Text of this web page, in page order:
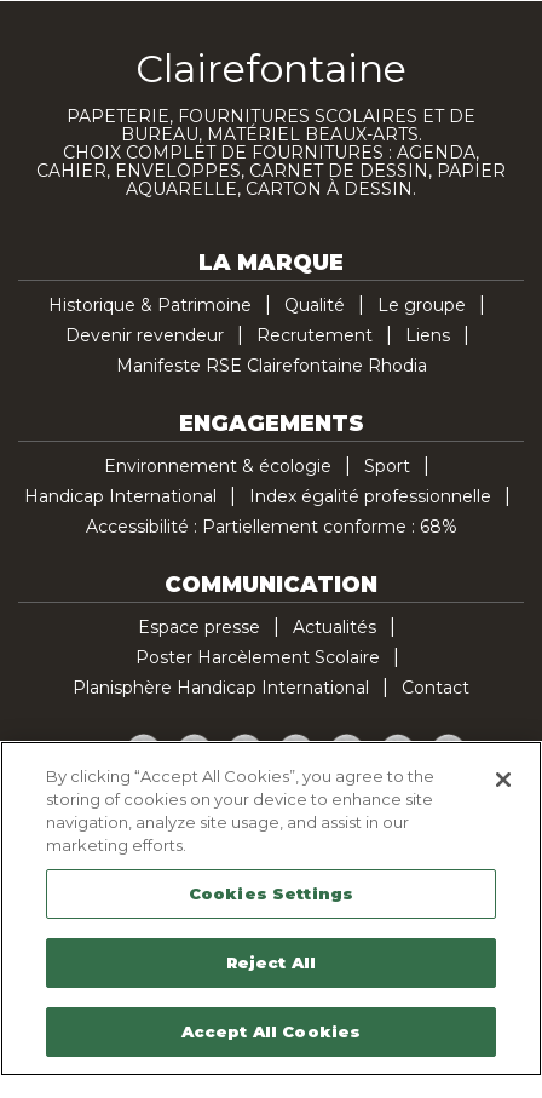
Clairefontaine
PAPETERIE, FOURNITURES SCOLAIRES ET DE
BUREAU, MATÉRIEL BEAUX-ARTS.
CHOIX COMPLET DE FOURNITURES : AGENDA,
CAHIER, ENVELOPPES, CARNET DE DESSIN, PAPIER
AQUARELLE, CARTON À DESSIN.
LA MARQUE
Historique & Patrimoine Qualité
Le groupe
Devenir revendeur
Recrutement
Liens
Manifeste RSE Clairefontaine Rhodia
ENGAGEMENTS
Environnement & écologie
Sport
Handicap International
Index égalité professionnelle
Accessibilité : Partiellement conforme : 68%
COMMUNICATION
Espace presse
Actualités
Poster Harcèlement Scolaire
Planisphère Handicap International
Contact
Facebook
TwitterYouTubePinterestInstagramLinkedInTikTok
Politique d'utilisation des cookies
Politique de confidentialité
Mentions légales
Plan du site
Contactez-nous
By clicking “Accept All Cookies”, you agree to the
storing of cookies on your device to enhance site
navigation, analyze site usage, and assist in our
marketing efforts.
Cookies Settings
Reject All
Accept All Cookies